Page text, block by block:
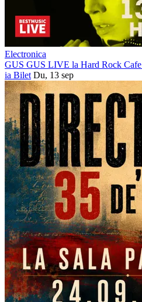
Electronica
GUS GUS LIVE la Hard Rock Cafe
ia Bilet Du, 13 sep